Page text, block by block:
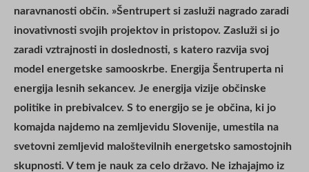
naravnanosti občin. »Šentrupert si zasluži nagrado zaradi
inovativnosti svojih projektov in pristopov. Zasluži si jo
zaradi vztrajnosti in doslednosti, s katero razvija svoj
model energetske samooskrbe. Energija Šentruperta ni
energija lesnih sekancev. Je energija vizije občinske
politike in prebivalcev. S to energijo se je občina, ki jo
komajda najdemo na zemljevidu Slovenije, umestila na
svetovni zemljevid maloštevilnih energetsko samostojnih
skupnosti. V tem je nauk za celo državo. Ne izhajajmo iz